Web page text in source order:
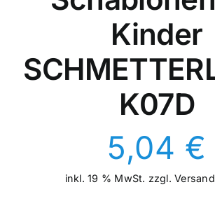
Kinder
K07D
5,04 €
inkl. 19 % MwSt. zzgl.